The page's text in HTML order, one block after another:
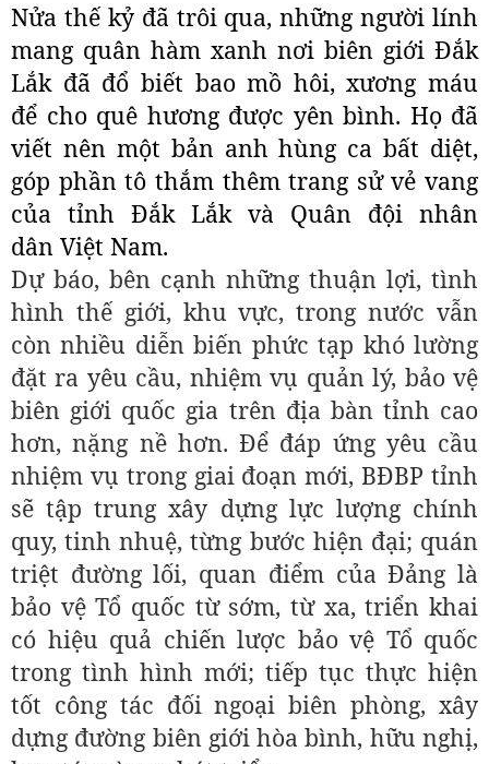
Nửa thế kỷ đã trôi qua, những người lính
mang quân hàm xanh nơi biên giới Đắk
Lắk đã đổ biết bao mồ hôi, xương máu
để cho quê hương được yên bình. Họ đã
viết nên một bản anh hùng ca bất diệt,
góp phần tô thắm thêm trang sử vẻ vang
của tỉnh Đắk Lắk và Quân đội nhân
dân Việt Nam.
Dự báo, bên cạnh những thuận lợi, tình
hình thế giới, khu vực, trong nước vẫn
còn nhiều diễn biến phức tạp khó lường
đặt ra yêu cầu, nhiệm vụ quản lý, bảo vệ
biên giới quốc gia trên địa bàn tỉnh cao
hơn, nặng nề hơn. Để đáp ứng yêu cầu
nhiệm vụ trong giai đoạn mới, BĐBP tỉnh
sẽ tập trung xây dựng lực lượng chính
quy, tinh nhuệ, từng bước hiện đại; quán
triệt đường lối, quan điểm của Đảng là
bảo vệ Tổ quốc từ sớm, từ xa, triển khai
có hiệu quả chiến lược bảo vệ Tổ quốc
trong tình hình mới; tiếp tục thực hiện
tốt công tác đối ngoại biên phòng, xây
dựng đường biên giới hòa bình, hữu nghị,